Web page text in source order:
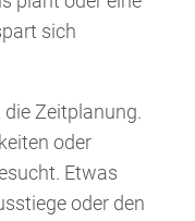
sich
Zeitplanung.
oder
Etwas
oder den